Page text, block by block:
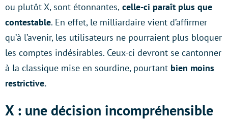
ou plutôt X, sont étonnantes, celle-ci paraît plus que
contestable. En effet, le milliardaire vient d’affirmer
qu’à l’avenir, les utilisateurs ne pourraient plus bloquer
les comptes indésirables. Ceux-ci devront se cantonner
à la classique mise en sourdine, pourtant bien moins
restrictive.
X : une décision incompréhensible